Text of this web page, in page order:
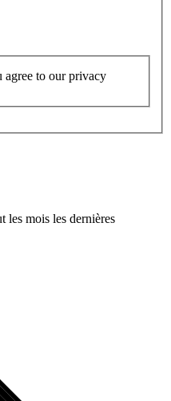
to our privacy
les mois les dernières